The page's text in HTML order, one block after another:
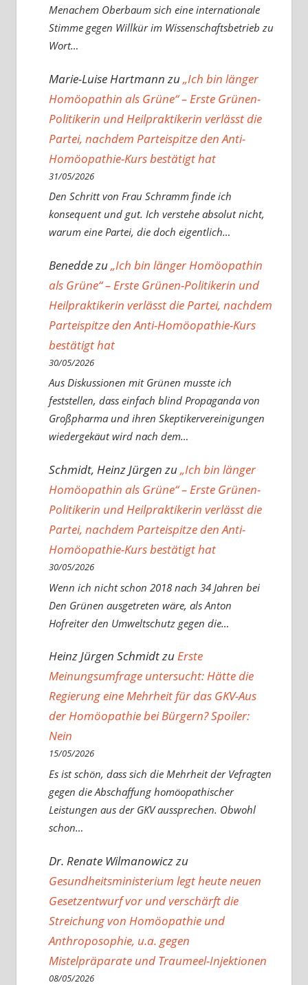
Menachem Oberbaum sich eine internationale
Stimme gegen Willkür im Wissenschaftsbetrieb zu
Wort…
Marie-Luise Hartmannzu„Ich bin länger
Homöopathin als Grüne“ – Erste Grünen-
Politikerin und Heilpraktikerin verlässt die
Partei, nachdem Parteispitze den Anti-
Homöopathie-Kurs bestätigt hat
31/05/2026
Den Schritt von Frau Schramm finde ich
konsequent und gut. Ich verstehe absolut nicht,
warum eine Partei, die doch eigentlich…
Beneddezu„Ich bin länger Homöopathin
als Grüne“ – Erste Grünen-Politikerin und
Heilpraktikerin verlässt die Partei, nachdem
Parteispitze den Anti-Homöopathie-Kurs
bestätigt hat
30/05/2026
Aus Diskussionen mit Grünen musste ich
feststellen, dass einfach blind Propaganda von
Großpharma und ihren Skeptikervereinigungen
wiedergekäut wird nach dem…
Schmidt, Heinz Jürgenzu„Ich bin länger
Homöopathin als Grüne“ – Erste Grünen-
Politikerin und Heilpraktikerin verlässt die
Partei, nachdem Parteispitze den Anti-
Homöopathie-Kurs bestätigt hat
30/05/2026
Wenn ich nicht schon 2018 nach 34 Jahren bei
Den Grünen ausgetreten wäre, als Anton
Hofreiter den Umweltschutz gegen die…
Heinz Jürgen SchmidtzuErste
Meinungsumfrage untersucht: Hätte die
Regierung eine Mehrheit für das GKV-Aus
der Homöopathie bei Bürgern? Spoiler:
Nein
15/05/2026
Es ist schön, dass sich die Mehrheit der Vefragten
gegen die Abschaffung homöopathischer
Leistungen aus der GKV aussprechen. Obwohl
schon…
Dr. Renate Wilmanowiczzu
Gesundheitsministerium legt heute neuen
Gesetzentwurf vor und verschärft die
Streichung von Homöopathie und
Anthroposophie, u.a. gegen
Mistelpräparate und Traumeel-Injektionen
08/05/2026